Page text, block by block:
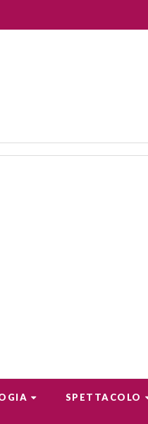
SPETTACOLO